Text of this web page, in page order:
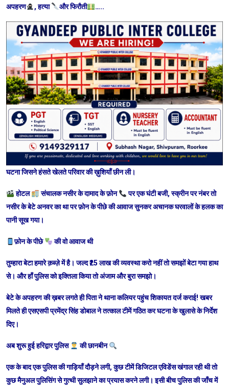
अपहरण , हत्या और फिरौती …..
घटना जिसने हंसते खेलते परिवार की ख़ुशियाँ छीन ली।
होटल संचालक नसीर के दामाद के फ़ोन
पर एक घंटी बजी, स्क्रीन पर नंबर तो
नसीर के बेटे अनवर का था पर फ़ोन के पीछे की आवाज सुनकर अचानक घरवालों के हलक का
पानी सूख गया।
फ़ोन के पीछे की वो आवाज थी
तुम्हारा बेटा हमारे क़ब्ज़े में है। जल्द ₹25 लाख की व्यवस्था करो नहीं तो समझों बेटा गया हाथ
से। और हाँ पुलिस को इक्तिला किया तो अंजाम और बुरा समझो।
बेटे के अपहरण की ख़बर लगते ही पिता ने थाना कलियर पहुंच शिकायत दर्ज कराई! खबर
मिलते ही एसएसपी प्रमेंद्र सिंह डोबाल ने तत्काल टीमें गठित कर घटना के खुलासे के निर्देश
दिए।
अब शुरू हुई हरिद्वार पुलिस की छानबीन
एक के बाद एक पुलिस की गाड़ियाँ दौड़ने लगी, कुछ टीमें डिजिटल एविडेंस खंगाल रही थी तो
कुछ मैनुअल पुलिसिंग से गुत्थी सुलझाने का प्रयास करने लगी। इसी बीच पुलिस की जाँच में